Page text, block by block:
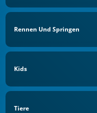
Rennen Und Springen
Kids
Tiere